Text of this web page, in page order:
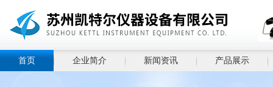
首页 企业简介 新闻资讯 产品展示